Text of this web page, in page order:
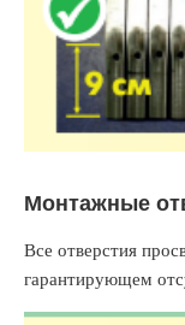
Монтажные
Все отверстия
гарантирующем